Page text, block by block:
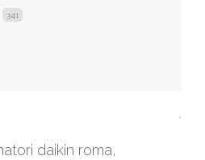
341
daikin roma,